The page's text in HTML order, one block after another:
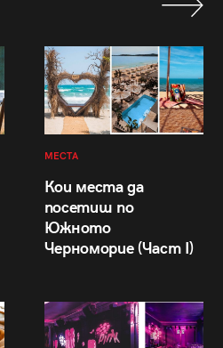
МЕСТА
Кои места да
посетиш по
Южното
Черноморие (Част I)